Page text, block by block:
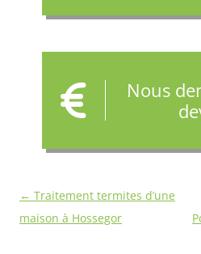
Nous
Navigation
des
← Traitement termites d’une
maison à Hossegor